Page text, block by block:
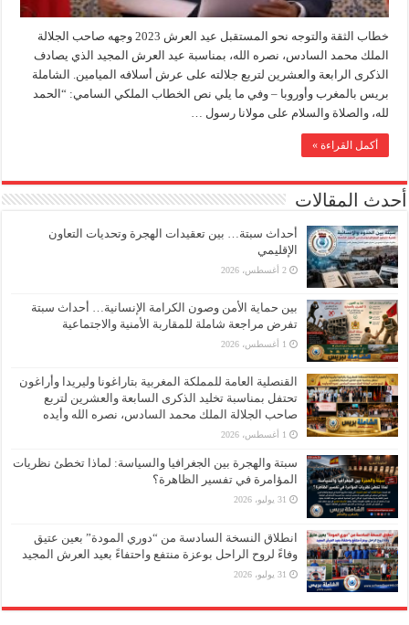
خطاب الثقة والتوجه نحو المستقبل عيد العرش 2023 وجهه صاحب الجلالة
الملك محمد السادس، نصره الله، بمناسبة عيد العرش المجيد الذي يصادف
الذكرى الرابعة والعشرين لتربع جلالته على عرش أسلافه الميامين. الشاملة
بريس بالمغرب وأوروبا – وفي ما يلي نص الخطاب الملكي السامي: “الحمد
لله، والصلاة والسلام على مولانا رسول …
أكمل القراءة »
أحدث المقالات
أحداث سبتة… بين تعقيدات الهجرة وتحديات التعاون
الإقليمي
2 أغسطس، 2026
بين حماية الأمن وصون الكرامة الإنسانية… أحداث سبتة
تفرض مراجعة شاملة للمقاربة الأمنية والاجتماعية
1 أغسطس، 2026
القنصلية العامة للمملكة المغربية بتاراغونا وليريدا وأراغون
تحتفل بمناسبة تخليد الذكرى السابعة والعشرين لتربع
صاحب الجلالة الملك محمد السادس، نصره الله وأيده
1 أغسطس، 2026
سبتة والهجرة بين الجغرافيا والسياسة: لماذا تخطئ نظريات
المؤامرة في تفسير الظاهرة؟
31 يوليو، 2026
انطلاق النسخة السادسة من “دوري المودة” بعين عتيق
وفاءً لروح الراحل بوعزة منتفع واحتفاءً بعيد العرش المجيد
31 يوليو، 2026